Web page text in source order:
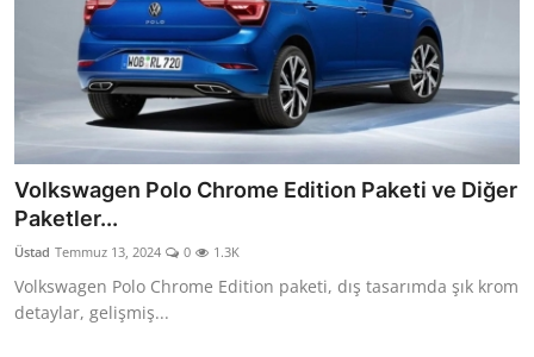
Volkswagen Polo Chrome Edition Paketi ve Diğer
Paketler...
Üstad Temmuz 13, 2024 0 1.3K
Volkswagen Polo Chrome Edition paketi, dış tasarımda şık krom
detaylar, gelişmiş...